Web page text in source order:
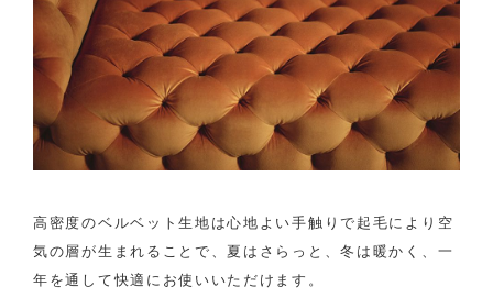
高密度のベルベット生地は心地よい手触りで起毛により空
気の層が生まれることで、夏はさらっと、冬は暖かく、一
年を通して快適にお使いいただけます。